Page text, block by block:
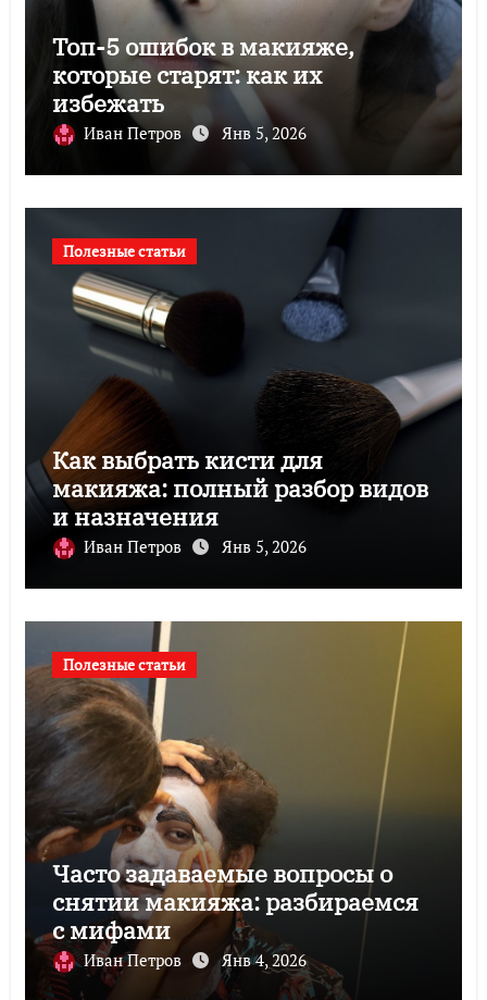
Топ-5 ошибок в макияже,
которые старят: как их
избежать
Иван Петров Янв 5, 2026
Полезные статьи
Как выбрать кисти для
макияжа: полный разбор видов
и назначения
Иван Петров Янв 5, 2026
Полезные статьи
Часто задаваемые вопросы о
снятии макияжа: разбираемся
с мифами
Иван Петров Янв 4, 2026